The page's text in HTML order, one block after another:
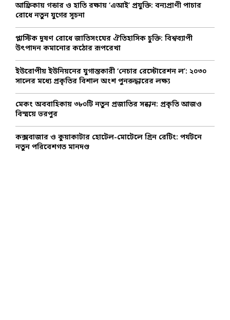
r
আফ্রিকায় গন্ডার ও হাতি রক্ষায় ‘এআই’ প্রযুক্তি: বন্যপ্রাণী পাচার
রোধে নতুন যুগের সূচনা
প্লাস্টিক দূষণ রোধে জাতিসংঘের ঐতিহাসিক চুক্তি: বিশ্বব্যাপী
উৎপাদন কমানোর কঠোর রূপরেখা
ইউরোপীয় ইউনিয়নের যুগান্তকারী ‘নেচার রেস্টোরেশন ল’: ২০৩০
সালের মধ্যে প্রকৃতির বিশাল অংশ পুনরুদ্ধারের লক্ষ্য
মেকং অববাহিকায় ৩৮০টি নতুন প্রজাতির সন্ধান: প্রকৃতি আজও
বিস্ময়ে ভরপুর
কক্সবাজার ও কুয়াকাটার হোটেল-মোটেলে গ্রিন রেটিং: পর্যটনে
নতুন পরিবেশগত মানদণ্ড